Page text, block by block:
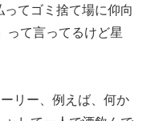
てゴミ捨て場に仰向
って言ってるけど星
リー、例えば、何か